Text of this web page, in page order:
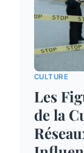
CULTURE
Les
de la